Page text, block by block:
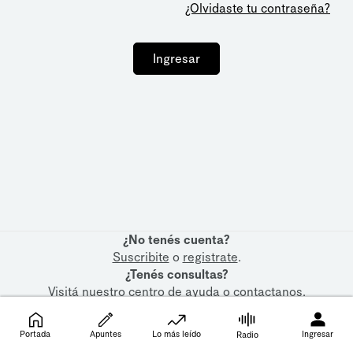
¿Olvidaste tu contraseña?
Ingresar
¿No tenés cuenta?
Suscribite o registrate.
¿Tenés consultas?
Visitá nuestrocentro de ayudaocontactanos.
Portada Apuntes Lo más leído Radio Ingresar